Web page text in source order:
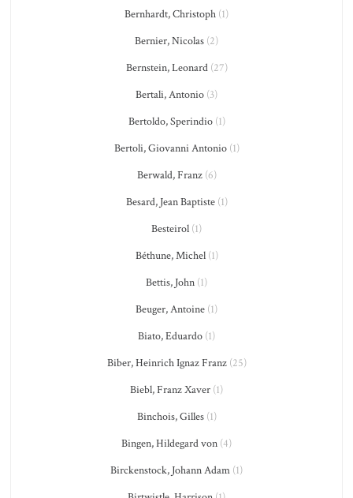
Bernhardt, Christoph (1)
Bernier, Nicolas (2)
Bernstein, Leonard(27)
Bertali, Antonio (3)
Bertoldo, Sperindio(1)
Bertoli, Giovanni Antonio(1)
Berwald, Franz(6)
Besard, Jean Baptiste(1)
Besteirol (1)
Béthune, Michel(1)
Bettis, John (1)
Beuger, Antoine (1)
Biato, Eduardo (1)
Biber, Heinrich Ignaz Franz(25)
Biebl, Franz Xaver (1)
Binchois, Gilles(1)
Bingen, Hildegard von (4)
Birckenstock, Johann Adam (1)